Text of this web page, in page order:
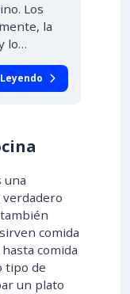
Los
la
lo…
una
verdadero
comida
comida
tipo de
un plato